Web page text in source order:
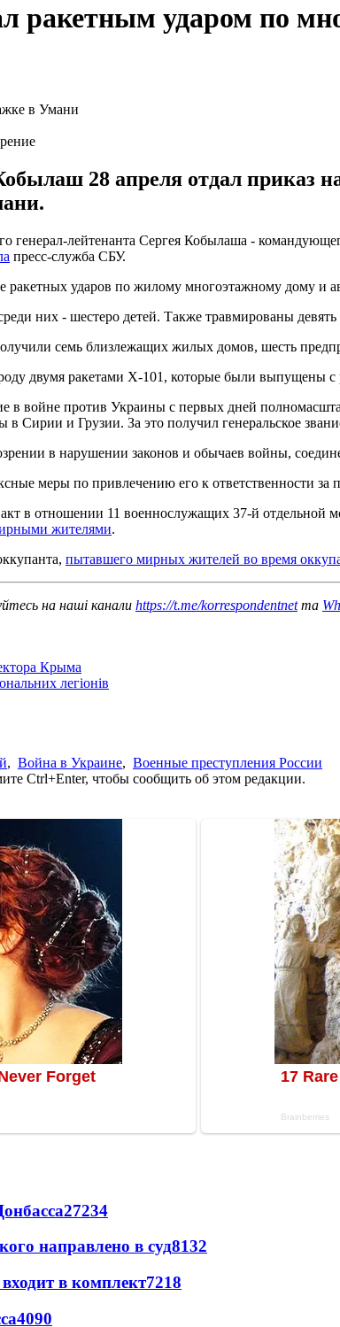
ракетным ударом по
28 апреля отдал приказ
генерал-лейтенанта Сергея Кобылаша -
пресс-служба СБУ.
ударов по жилому многоэтажному дому и
них - шестеро детей. Также травмированы
семь близлежащих жилых домов, шесть
двумя ракетами Х-101, которые были выпущены
в войне против Украины с первых дней
Сирии и Грузии. За это получил генеральское
в нарушении законов и обычаев войны,
меры по привлечению его к ответственности за
в отношении 11 военнослужащих 37-й
жителями.
пытавшего мирных жителей во время
на наші канали https://t.me/korrespondentnetта
Крыма
легіонів
, Война в Украине, Военные преступления России
Ctrl+Enter, чтобы сообщить об этом редакции.
27234
направлено в суд8132
в комплект7218
4090